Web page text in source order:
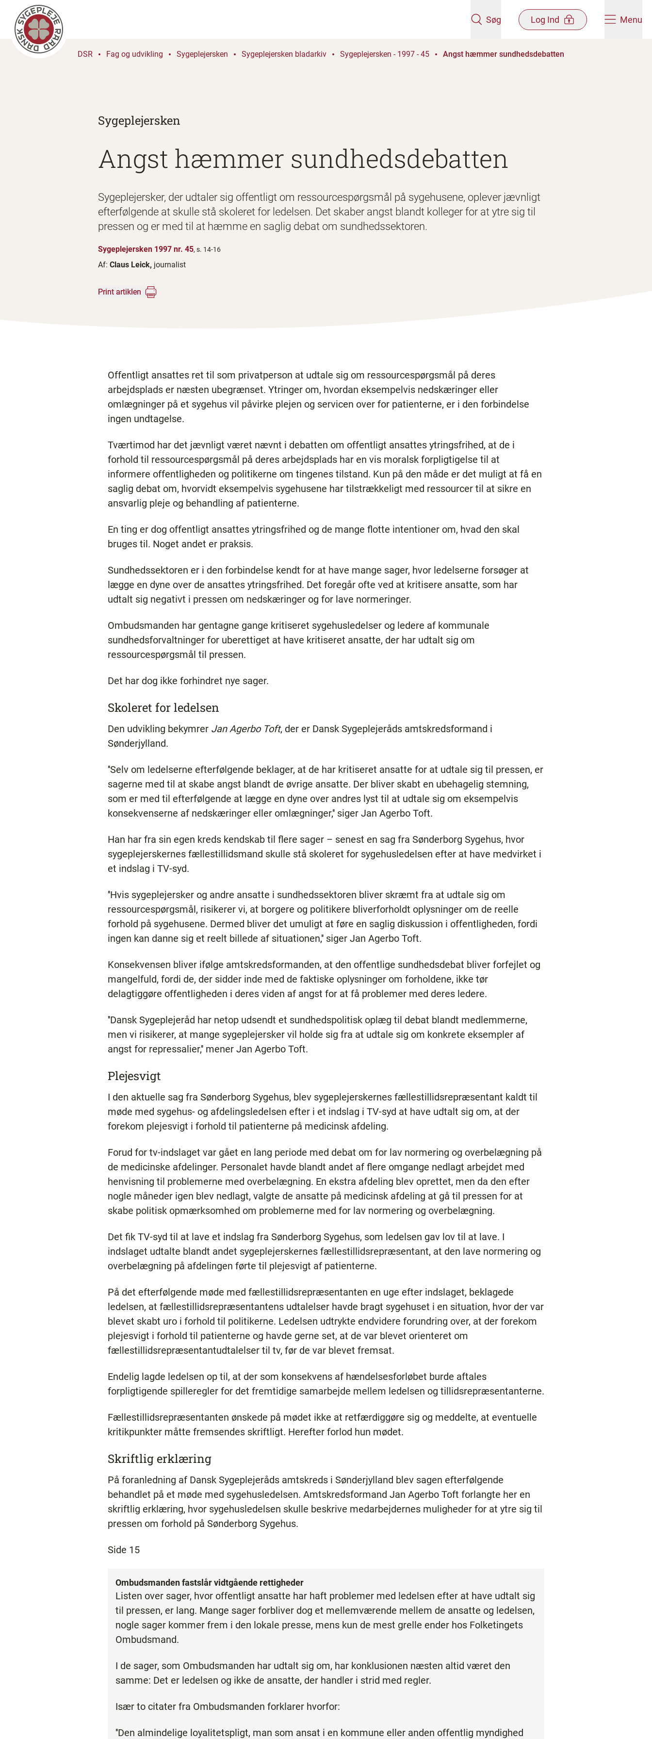
Søg Log Ind Menu
DSR Fag og udvikling Sygeplejersken Sygeplejersken bladarkiv Sygeplejersken - 1997 - 45 Angst hæmmer sundhedsdebatten
Sygeplejersken
Angst hæmmer sundhedsdebatten
Sygeplejersker, der udtaler sig offentligt om ressourcespørgsmål på sygehusene, oplever jævnligt
efterfølgende at skulle stå skoleret for ledelsen. Det skaber angst blandt kolleger for at ytre sig til
pressen og er med til at hæmme en saglig debat om sundhedssektoren.
Sygeplejersken 1997 nr. 45, s. 14-16
Af: Claus Leick, journalist
Print artiklen
Offentligt ansattes ret til som privatperson at udtale sig om ressourcespørgsmål på deres
arbejdsplads er næsten ubegrænset. Ytringer om, hvordan eksempelvis nedskæringer eller
omlægninger på et sygehus vil påvirke plejen og servicen over for patienterne, er i den forbindelse
ingen undtagelse.
Tværtimod har det jævnligt været nævnt i debatten om offentligt ansattes ytringsfrihed, at de i
forhold til ressourcespørgsmål på deres arbejdsplads har en vis moralsk forpligtigelse til at
informere offentligheden og politikerne om tingenes tilstand. Kun på den måde er det muligt at få en
saglig debat om, hvorvidt eksempelvis sygehusene har tilstrækkeligt med ressourcer til at sikre en
ansvarlig pleje og behandling af patienterne.
En ting er dog offentligt ansattes ytringsfrihed og de mange flotte intentioner om, hvad den skal
bruges til. Noget andet er praksis.
Sundhedssektoren er i den forbindelse kendt for at have mange sager, hvor ledelserne forsøger at
lægge en dyne over de ansattes ytringsfrihed. Det foregår ofte ved at kritisere ansatte, som har
udtalt sig negativt i pressen om nedskæringer og for lave normeringer.
Ombudsmanden har gentagne gange kritiseret sygehusledelser og ledere af kommunale
sundhedsforvaltninger for uberettiget at have kritiseret ansatte, der har udtalt sig om
ressourcespørgsmål til pressen.
Det har dog ikke forhindret nye sager.
Skoleret for ledelsen
Den udvikling bekymrer Jan Agerbo Toft, der er Dansk Sygeplejeråds amtskredsformand i
Sønderjylland.
''Selv om ledelserne efterfølgende beklager, at de har kritiseret ansatte for at udtale sig til pressen, er
sagerne med til at skabe angst blandt de øvrige ansatte. Der bliver skabt en ubehagelig stemning,
som er med til efterfølgende at lægge en dyne over andres lyst til at udtale sig om eksempelvis
konsekvenserne af nedskæringer eller omlægninger,'' siger Jan Agerbo Toft.
Han har fra sin egen kreds kendskab til flere sager – senest en sag fra Sønderborg Sygehus, hvor
sygeplejerskernes fællestillidsmand skulle stå skoleret for sygehusledelsen efter at have medvirket i
et indslag i TV-syd.
''Hvis sygeplejersker og andre ansatte i sundhedssektoren bliver skræmt fra at udtale sig om
ressourcespørgsmål, risikerer vi, at borgere og politikere bliverforholdt oplysninger om de reelle
forhold på sygehusene. Dermed bliver det umuligt at føre en saglig diskussion i offentligheden, fordi
ingen kan danne sig et reelt billede af situationen,'' siger Jan Agerbo Toft.
Konsekvensen bliver ifølge amtskredsformanden, at den offentlige sundhedsdebat bliver forfejlet og
mangelfuld, fordi de, der sidder inde med de faktiske oplysninger om forholdene, ikke tør
delagtiggøre offentligheden i deres viden af angst for at få problemer med deres ledere.
''Dansk Sygeplejeråd har netop udsendt et sundhedspolitisk oplæg til debat blandt medlemmerne,
men vi risikerer, at mange sygeplejersker vil holde sig fra at udtale sig om konkrete eksempler af
angst for repressalier,'' mener Jan Agerbo Toft.
Plejesvigt
I den aktuelle sag fra Sønderborg Sygehus, blev sygeplejerskernes fællestillidsrepræsentant kaldt til
møde med sygehus- og afdelingsledelsen efter i et indslag i TV-syd at have udtalt sig om, at der
forekom plejesvigt i forhold til patienterne på medicinsk afdeling.
Forud for tv-indslaget var gået en lang periode med debat om for lav normering og overbelægning på
de medicinske afdelinger. Personalet havde blandt andet af flere omgange nedlagt arbejdet med
henvisning til problemerne med overbelægning. En ekstra afdeling blev oprettet, men da den efter
nogle måneder igen blev nedlagt, valgte de ansatte på medicinsk afdeling at gå til pressen for at
skabe politisk opmærksomhed om problemerne med for lav normering og overbelægning.
Det fik TV-syd til at lave et indslag fra Sønderborg Sygehus, som ledelsen gav lov til at lave. I
indslaget udtalte blandt andet sygeplejerskernes fællestillidsrepræsentant, at den lave normering og
overbelægning på afdelingen førte til plejesvigt af patienterne.
På det efterfølgende møde med fællestillidsrepræsentanten en uge efter indslaget, beklagede
ledelsen, at fællestillidsrepræsentantens udtalelser havde bragt sygehuset i en situation, hvor der var
blevet skabt uro i forhold til politikerne. Ledelsen udtrykte endvidere forundring over, at der forekom
plejesvigt i forhold til patienterne og havde gerne set, at de var blevet orienteret om
fællestillidsrepræsentantudtalelser til tv, før de var blevet fremsat.
Endelig lagde ledelsen op til, at der som konsekvens af hændelsesforløbet burde aftales
forpligtigende spilleregler for det fremtidige samarbejde mellem ledelsen og tillidsrepræsentanterne.
Fællestillidsrepræsentanten ønskede på mødet ikke at retfærdiggøre sig og meddelte, at eventuelle
kritikpunkter måtte fremsendes skriftligt. Herefter forlod hun mødet.
Skriftlig erklæring
På foranledning af Dansk Sygeplejeråds amtskreds i Sønderjylland blev sagen efterfølgende
behandlet på et møde med sygehusledelsen. Amtskredsformand Jan Agerbo Toft forlangte her en
skriftlig erklæring, hvor sygehusledelsen skulle beskrive medarbejdernes muligheder for at ytre sig til
pressen om forhold på Sønderborg Sygehus.
Side 15
Ombudsmanden fastslår vidtgående rettigheder
Listen over sager, hvor offentligt ansatte har haft problemer med ledelsen efter at have udtalt sig
til pressen, er lang. Mange sager forbliver dog et mellemværende mellem de ansatte og ledelsen,
nogle sager kommer frem i den lokale presse, mens kun de mest grelle ender hos Folketingets
Ombudsmand.
I de sager, som Ombudsmanden har udtalt sig om, har konklusionen næsten altid været den
samme: Det er ledelsen og ikke de ansatte, der handler i strid med regler.
Især to citater fra Ombudsmanden forklarer hvorfor:
''Den almindelige loyalitetspligt, man som ansat i en kommune eller anden offentlig myndighed